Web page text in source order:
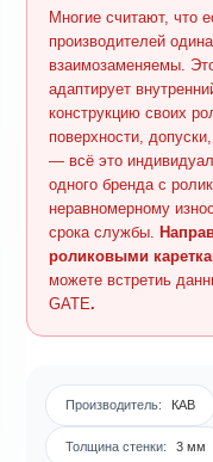
Многие считают, что
производителей
взаимозаменяемы.
адаптирует
конструкцию своих
поверхности,
— всё это
одного бренда с
неравномерному
срока службы.
роликовыми
можете встретиь
GATE.
Производитель: КАВ
Толщина стенки: 3 мм